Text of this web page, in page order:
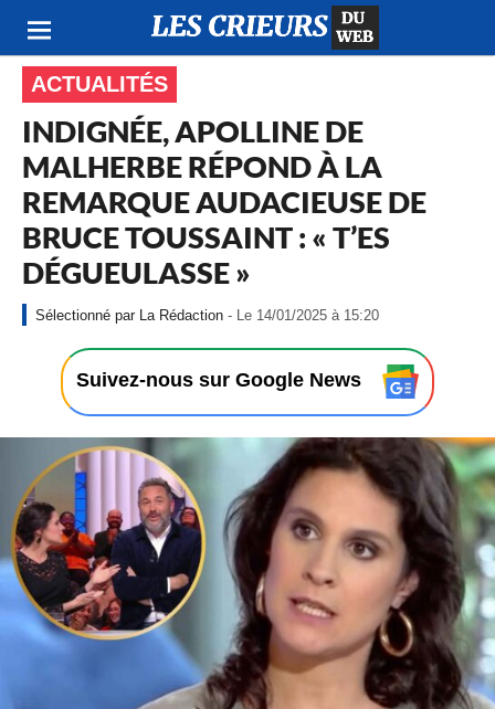
ACTUALITÉS
INDIGNÉE, APOLLINE DE
MALHERBE RÉPOND À LA
REMARQUE AUDACIEUSE DE
BRUCE TOUSSAINT : « T’ES
DÉGUEULASSE »
La Rédaction - Le 14/01/2025 à 15:20
1
4
/
0
/
2
2
5
à
1
5
:
2
0
Suivez-nous sur Google News